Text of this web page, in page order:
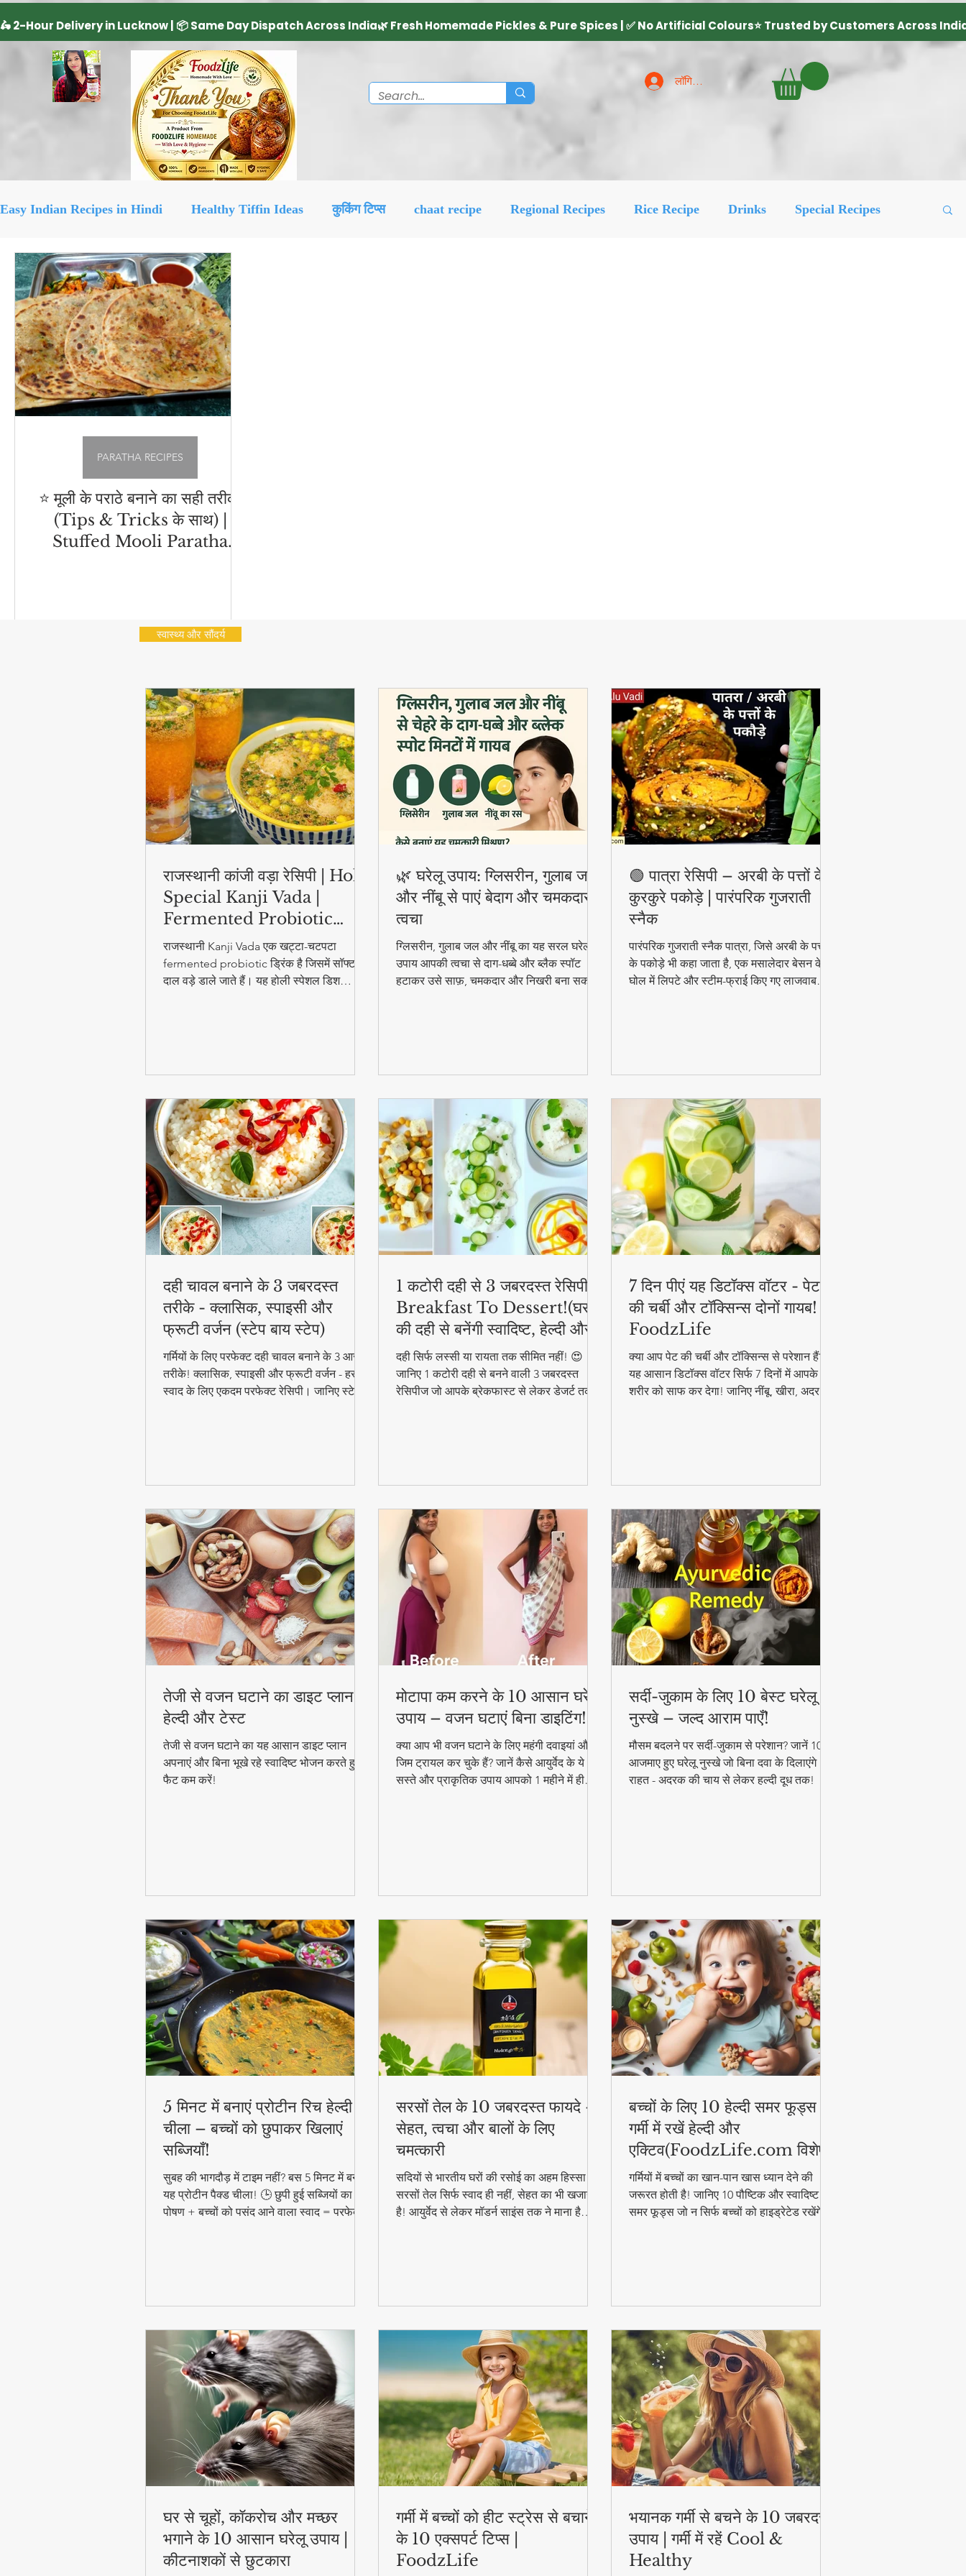
लॉगिन करें
Easy Indian Recipes in Hindi Healthy Tiffin Ideas कुकिंग टिप्स chaat recipe Regional Recipes Rice Recipe Drinks Special Recipes
Dairy Product cake recipe सिरका रेसिपीज
अचार - चटनी Cleaning Hacks
भारतीय नाश्ते (Indian Snacks) आम का अचार
Flatbread Recipes स्वास्थ्य और सौंदर्य
⭐ मूली के पराठे बनाने का सही तरीका
(Tips & Tricks के साथ) |
Stuffed Mooli Paratha
PARATHA RECIPES
View More
स्वास्थ्य और सौंदर्य
राजस्थानी कांजी वड़ा रेसिपी | Holi
Special Kanji Vada |
Fermented Probiotic
Drink
राजस्थानी Kanji Vada एक खट्टा-चटपटा
fermented probiotic ड्रिंक है जिसमें सॉफ्ट
दाल वड़े डाले जाते हैं। यह होली स्पेशल डिश
🌿 घरेलू उपाय: ग्लिसरीन, गुलाब जल
और नींबू से पाएं बेदाग और चमकदार
त्वचा
ग्लिसरीन, गुलाब जल और नींबू का यह सरल घरेलू
उपाय आपकी त्वचा से दाग-धब्बे और ब्लैक स्पॉट
हटाकर उसे साफ़, चमकदार और निखरी बना सकता
🟢 पात्रा रेसिपी – अरबी के पत्तों के
कुरकुरे पकोड़े | पारंपरिक गुजराती
स्नैक
पारंपरिक गुजराती स्नैक पात्रा, जिसे अरबी के पत्तों
के पकोड़े भी कहा जाता है, एक मसालेदार बेसन के
घोल में लिपटे और स्टीम-फ्राई किए गए लाजवाब
दही चावल बनाने के 3 जबरदस्त
तरीके - क्लासिक, स्पाइसी और
फ्रूटी वर्जन (स्टेप बाय स्टेप)
गर्मियों के लिए परफेक्ट दही चावल बनाने के 3 आसान
तरीके! क्लासिक, स्पाइसी और फ्रूटी वर्जन - हर
स्वाद के लिए एकदम परफेक्ट रेसिपी। जानिए स्टेप
1 कटोरी दही से 3 जबरदस्त रेसिपी –
Breakfast To Dessert!(घर
की दही से बनेंगी स्वादिष्ट, हेल्दी और
आसान डिशेज)
दही सिर्फ लस्सी या रायता तक सीमित नहीं! 😍
जानिए 1 कटोरी दही से बनने वाली 3 जबरदस्त
रेसिपीज जो आपके ब्रेकफास्ट से लेकर डेजर्ट तक
7 दिन पीएं यह डिटॉक्स वॉटर - पेट
की चर्बी और टॉक्सिन्स दोनों गायब! |
FoodzLife
क्या आप पेट की चर्बी और टॉक्सिन्स से परेशान हैं?
यह आसान डिटॉक्स वॉटर सिर्फ 7 दिनों में आपके
शरीर को साफ कर देगा! जानिए नींबू, खीरा, अदरक
तेजी से वजन घटाने का डाइट प्लान –
हेल्दी और टेस्ट
तेजी से वजन घटाने का यह आसान डाइट प्लान
अपनाएं और बिना भूखे रहे स्वादिष्ट भोजन करते हुए
फैट कम करें!
मोटापा कम करने के 10 आसान घरेलू
उपाय – वजन घटाएं बिना डाइटिंग!
क्या आप भी वजन घटाने के लिए महंगी दवाइयां और
जिम ट्रायल कर चुके हैं? जानें कैसे आयुर्वेद के ये
सस्ते और प्राकृतिक उपाय आपको 1 महीने में ही
सर्दी-जुकाम के लिए 10 बेस्ट घरेलू
नुस्खे – जल्द आराम पाएँ!
मौसम बदलने पर सर्दी-जुकाम से परेशान? जानें 10
आजमाए हुए घरेलू नुस्खे जो बिना दवा के दिलाएंगे
राहत - अदरक की चाय से लेकर हल्दी दूध तक!
5 मिनट में बनाएं प्रोटीन रिच हेल्दी
चीला – बच्चों को छुपाकर खिलाएं
सब्जियाँ!
सुबह की भागदौड़ में टाइम नहीं? बस 5 मिनट में बनाएं
यह प्रोटीन पैक्ड चीला! 🕒 छुपी हुई सब्जियों का
पोषण + बच्चों को पसंद आने वाला स्वाद = परफेक्ट
सरसों तेल के 10 जबरदस्त फायदे -
सेहत, त्वचा और बालों के लिए
चमत्कारी
सदियों से भारतीय घरों की रसोई का अहम हिस्सा रहा
सरसों तेल सिर्फ स्वाद ही नहीं, सेहत का भी खजाना
है! आयुर्वेद से लेकर मॉडर्न साइंस तक ने माना है
बच्चों के लिए 10 हेल्दी समर फूड्स |
गर्मी में रखें हेल्दी और
एक्टिव(FoodzLife.com विशेष)
गर्मियों में बच्चों का खान-पान खास ध्यान देने की
जरूरत होती है! जानिए 10 पौष्टिक और स्वादिष्ट
समर फूड्स जो न सिर्फ बच्चों को हाइड्रेटेड रखेंगे,
घर से चूहों, कॉकरोच और मच्छर
भगाने के 10 आसान घरेलू उपाय |
कीटनाशकों से छुटकारा
गर्मी में बच्चों को हीट स्ट्रेस से बचाने
के 10 एक्सपर्ट टिप्स |
FoodzLife
भयानक गर्मी से बचने के 10 जबरदस्त
उपाय | गर्मी में रहें Cool &
Healthy